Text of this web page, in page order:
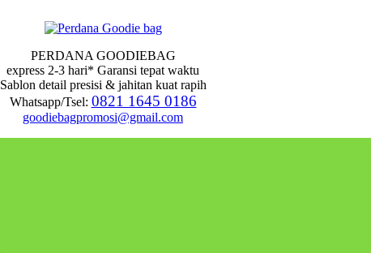
PERDANA GOODIEBAG
express 2-3 hari* Garansi tepat waktu
Sablon detail presisi & jahitan kuat rapih
Whatsapp/Tsel: 0821 1645 0186
goodiebagpromosi@gmail.com